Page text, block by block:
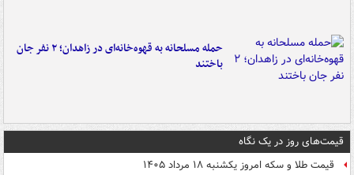
حمله مسلحانه به قهوه‌خانه‌ای در زاهدان؛ ۲ نفر جان
باختند
قیمت‌های روز در یک نگاه
قیمت طلا و سکه امروز یکشنبه ۱۸ مرداد ۱۴۰۵